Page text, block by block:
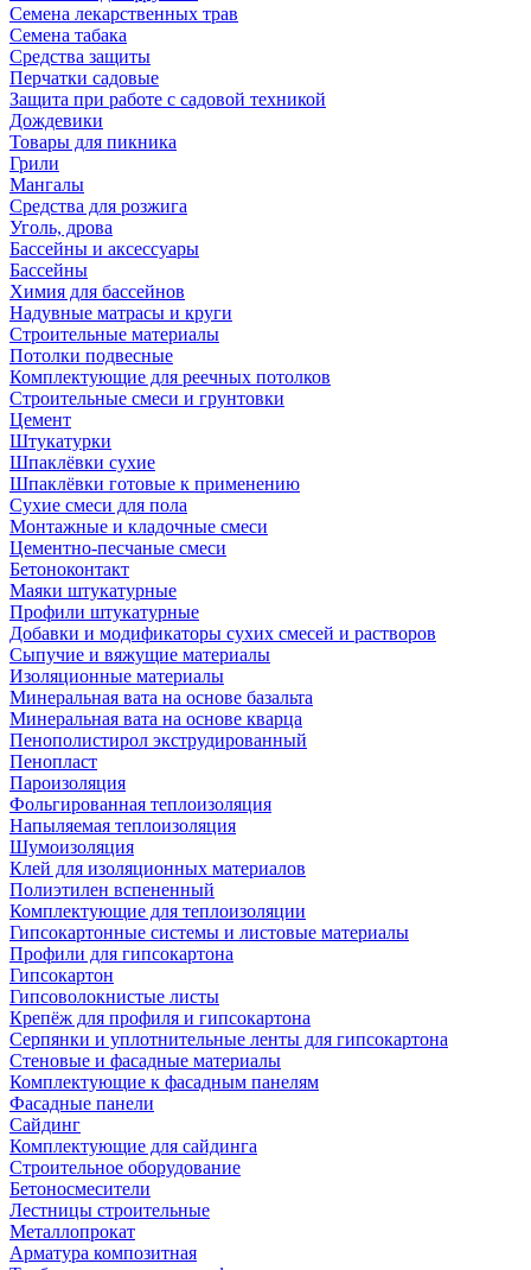
Семена лекарственных трав
Семена табака
Средства защиты
Перчатки садовые
Защита при работе с садовой техникой
Дождевики
Товары для пикника
Грили
Мангалы
Средства для розжига
Уголь, дрова
Бассейны и аксессуары
Бассейны
Химия для бассейнов
Надувные матрасы и круги
Строительные материалы
Потолки подвесные
Комплектующие для реечных потолков
Строительные смеси и грунтовки
Цемент
Штукатурки
Шпаклёвки сухие
Шпаклёвки готовые к применению
Сухие смеси для пола
Монтажные и кладочные смеси
Цементно-песчаные смеси
Бетоноконтакт
Маяки штукатурные
Профили штукатурные
Добавки и модификаторы сухих смесей и растворов
Сыпучие и вяжущие материалы
Изоляционные материалы
Минеральная вата на основе базальта
Минеральная вата на основе кварца
Пенополистирол экструдированный
Пенопласт
Пароизоляция
Фольгированная теплоизоляция
Напыляемая теплоизоляция
Шумоизоляция
Клей для изоляционных материалов
Полиэтилен вспененный
Комплектующие для теплоизоляции
Гипсокартонные системы и листовые материалы
Профили для гипсокартона
Гипсокартон
Гипсоволокнистые листы
Крепёж для профиля и гипсокартона
Серпянки и уплотнительные ленты для гипсокартона
Стеновые и фасадные материалы
Комплектующие к фасадным панелям
Фасадные панели
Сайдинг
Комплектующие для сайдинга
Строительное оборудование
Бетоносмесители
Лестницы строительные
Металлопрокат
Арматура композитная